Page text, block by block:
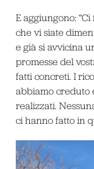
E aggiungono:
che vi siate
e già si avvicina
promesse del
fatti concreti. I
abbiamo creduto
realizzati.
ci hanno fatto in